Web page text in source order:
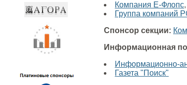
Компания Е-Флопс,
Группа компаний
Спонсор секции:
Информационная
Информационно-
Газета "Поиск"